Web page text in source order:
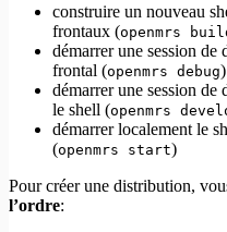
construire un nouveau
frontaux (openmrs
démarrer une session de
frontal (openmrs debug)
démarrer une session de
le shell (openmrs
démarrer localement le
(openmrs start)
Pour créer une distribution,
l’ordre: